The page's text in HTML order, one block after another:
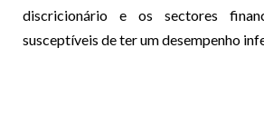
discricionário e os sectores
susceptíveis de ter um desempenho